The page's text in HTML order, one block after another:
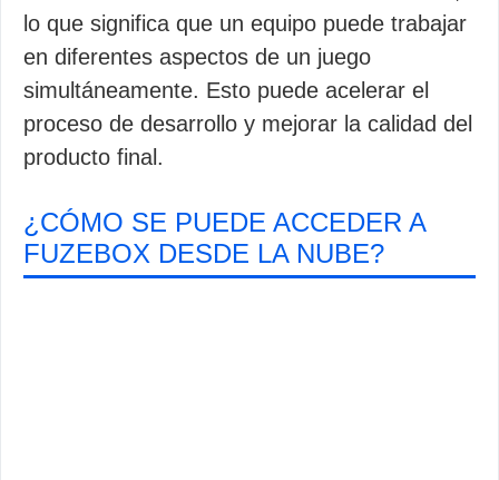
lo que significa que un equipo puede trabajar
en diferentes aspectos de un juego
simultáneamente. Esto puede acelerar el
proceso de desarrollo y mejorar la calidad del
producto final.
¿CÓMO SE PUEDE ACCEDER A
FUZEBOX DESDE LA NUBE?